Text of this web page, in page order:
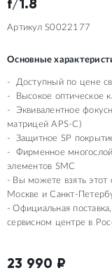
f/1.8
Артикул S0022177
Основные
Доступный по цене
Высокое оптическое
Эквивалентное
матрицей APS-C)
Защитное SP
Фирменное
элементов SMC
Вы можете взять этот
Москве и Санкт-
Официальная
сервисном центре в
23 990 ₽